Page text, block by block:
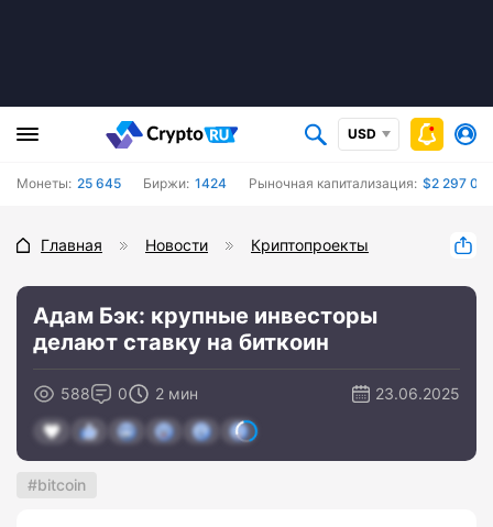
USD
Монеты: 25 645 Биржи: 1424 Рыночная капитализация: $2 297
Главная Новости Криптопроекты
Адам Бэк: крупные инвесторы
делают ставку на биткоин
588 0 2 мин 23.06.2025
bitcoin